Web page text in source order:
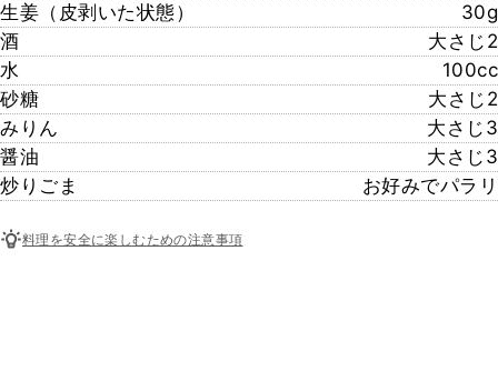
生姜（皮剥いた状態）
30g
酒
大さじ2
水
100cc
砂糖
大さじ2
みりん
大さじ3
醤油
大さじ3
炒りごま
お好みでパラリ
料理を安全に楽しむための注意事項